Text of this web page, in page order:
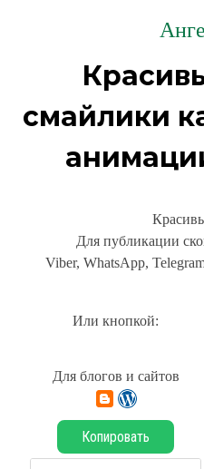
смайлики
Для публикации
Viber, WhatsApp,
Или кнопкой:
Для блогов и сайтов
Копировать